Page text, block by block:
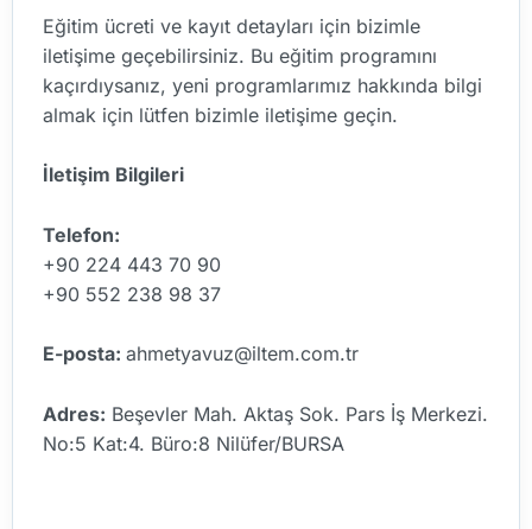
Eğitim ücreti ve kayıt detayları için bizimle
iletişime geçebilirsiniz. Bu eğitim programını
kaçırdıysanız, yeni programlarımız hakkında bilgi
almak için lütfen bizimle iletişime geçin.
İletişim Bilgileri
Telefon:
+90 224 443 70 90
+90 552 238 98 37
E-posta: ahmetyavuz@iltem.com.tr
Adres: Beşevler Mah. Aktaş Sok. Pars İş Merkezi.
No:5 Kat:4. Büro:8 Nilüfer/BURSA